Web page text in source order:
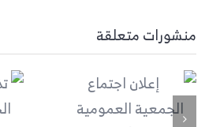
منشورات متعلقة